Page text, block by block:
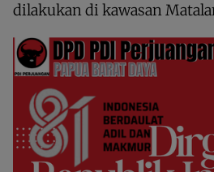
dilakukan di kawasan